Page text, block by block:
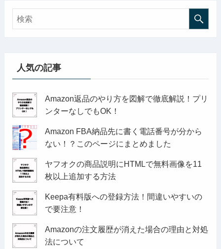
人気の記事
Amazon返品のやり方を図解で徹底解説！プリ
ンターなしでもOK！
Amazon FBA納品先に書く電話番号が分から
ない！？このページにまとめました
ヤフオクの商品説明にHTMLで無料画像を11
枚以上追加する方法
Keepa有料版への登録方法！間違いやすいの
で要注意！
Amazonの注文履歴が消えた場合の理由と対処
法について